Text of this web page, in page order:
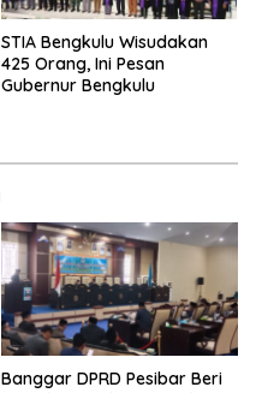
STIA Bengkulu Wisudakan
425 Orang, Ini Pesan
Gubernur Bengkulu
Banggar DPRD Pesibar Beri